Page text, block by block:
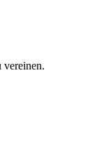
vereinen.